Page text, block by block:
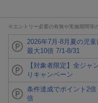
※エントリー必要の有無や実施期間等
2026年7月-8月夏の児
最大10倍 7/1-8/31
【対象者限定】全ジ
りキャンペーン
条件達成でポイント2
倍